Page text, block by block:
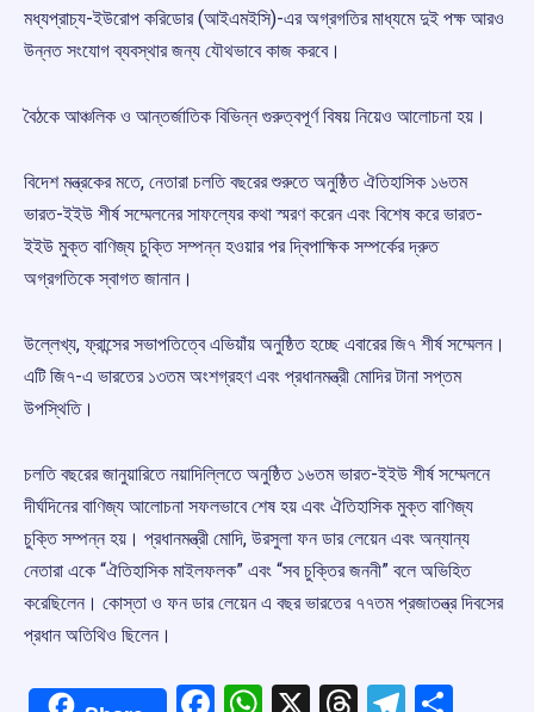
মধ্যপ্রাচ্য-ইউরোপ করিডোর (আইএমইসি)-এর অগ্রগতির মাধ্যমে দুই পক্ষ আরও
উন্নত সংযোগ ব্যবস্থার জন্য যৌথভাবে কাজ করবে।
বৈঠকে আঞ্চলিক ও আন্তর্জাতিক বিভিন্ন গুরুত্বপূর্ণ বিষয় নিয়েও আলোচনা হয়।
বিদেশ মন্ত্রকের মতে, নেতারা চলতি বছরের শুরুতে অনুষ্ঠিত ঐতিহাসিক ১৬তম
ভারত-ইইউ শীর্ষ সম্মেলনের সাফল্যের কথা স্মরণ করেন এবং বিশেষ করে ভারত-
ইইউ মুক্ত বাণিজ্য চুক্তি সম্পন্ন হওয়ার পর দ্বিপাক্ষিক সম্পর্কের দ্রুত
অগ্রগতিকে স্বাগত জানান।
উল্লেখ্য, ফ্রান্সের সভাপতিত্বে এভিয়াঁয় অনুষ্ঠিত হচ্ছে এবারের জি৭ শীর্ষ সম্মেলন।
এটি জি৭-এ ভারতের ১৩তম অংশগ্রহণ এবং প্রধানমন্ত্রী মোদির টানা সপ্তম
উপস্থিতি।
চলতি বছরের জানুয়ারিতে নয়াদিল্লিতে অনুষ্ঠিত ১৬তম ভারত-ইইউ শীর্ষ সম্মেলনে
দীর্ঘদিনের বাণিজ্য আলোচনা সফলভাবে শেষ হয় এবং ঐতিহাসিক মুক্ত বাণিজ্য
চুক্তি সম্পন্ন হয়। প্রধানমন্ত্রী মোদি, উরসুলা ফন ডার লেয়েন এবং অন্যান্য
নেতারা একে “ঐতিহাসিক মাইলফলক” এবং “সব চুক্তির জননী” বলে অভিহিত
করেছিলেন। কোস্তা ও ফন ডার লেয়েন এ বছর ভারতের ৭৭তম প্রজাতন্ত্র দিবসের
প্রধান অতিথিও ছিলেন।